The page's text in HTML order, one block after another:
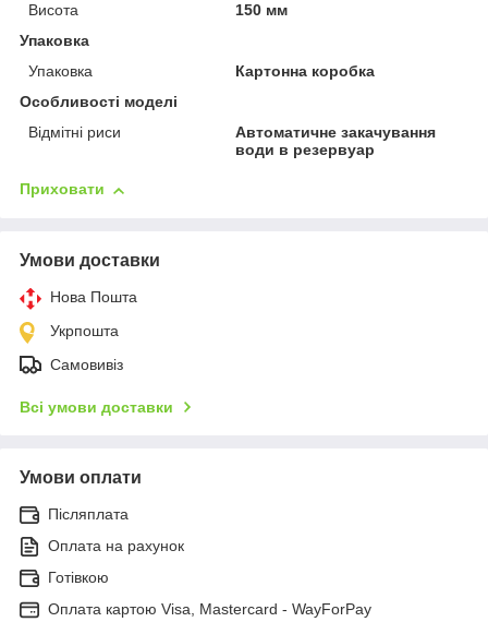
Висота
150 мм
Упаковка
Упаковка
Картонна коробка
Особливості моделі
Відмітні риси
Автоматичне закачування
води в резервуар
Приховати
Умови доставки
Нова Пошта
Укрпошта
Самовивіз
Всі умови доставки
Умови оплати
Післяплата
Оплата на рахунок
Готівкою
Оплата картою Visa, Mastercard - WayForPay